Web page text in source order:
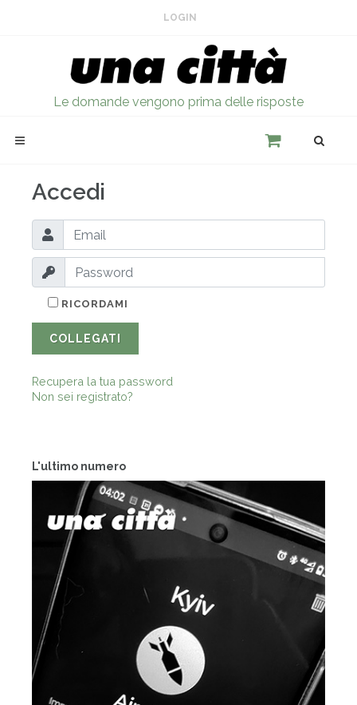
LOGIN
Le domande vengono prima delle risposte
L'ultimo numero
Accedi
RICORDAMI
COLLEGATI
Recupera la tua password
Non sei registrato?